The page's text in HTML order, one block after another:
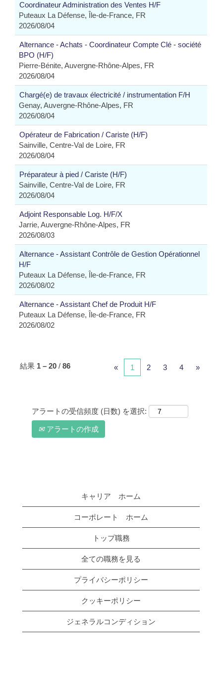
Coordinateur Administration des Ventes H/F
Puteaux La Défense, Île-de-France, FR
2026/08/04
Alternance - Achats - Coordinateur Compte Clé - société
BPO (H/F)
Pierre-Bénite, Auvergne-Rhône-Alpes, FR
2026/08/04
Chargé(e) de travaux électricité / instrumentation F/H
Genay, Auvergne-Rhône-Alpes, FR
2026/08/04
Opérateur de Fabrication / Cariste (H/F)
Sainville, Centre-Val de Loire, FR
2026/08/04
Préparateur à pied / Cariste (H/F)
Sainville, Centre-Val de Loire, FR
2026/08/04
Adjoint Responsable Log. H/F/X
Jarrie, Auvergne-Rhône-Alpes, FR
2026/08/03
Alternance - Assistant Contrôle de Gestion Opérationnel
H/F
Puteaux La Défense, Île-de-France, FR
2026/08/02
Alternance - Assistant Chef de Produit H/F
Puteaux La Défense, Île-de-France, FR
2026/08/02
結果 1 – 20 / 86 « 1 2 3 4 »
アラートの受信頻度 (日数) を選択:
アラートの作成
キャリア ホーム
コーポレート ホーム
トップ職務
全ての職務を見る
プライバシーポリシー
クッキーポリシー
ジェネラルコンディション